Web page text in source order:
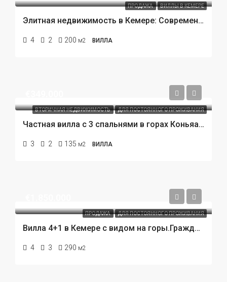
ПРОДАЖА ВИЛЛЫ В КЕМЕРЕ
Элитная недвижимость в Кемере: Современные виллы с частным бассейном в 450 метрах от пляжа.
4 2 200 м2 ВИЛЛА
ВТОРИЧНАЯ НЕДВИЖИМОСТЬ ДЛЯ ПОСТОЯННОГО ПРОЖИВАНИЯ
Частная вилла с 3 спальнями в горах Коньяалты (Сарысу), Анталия. Вилла по цене квартиры!
3 2 135 м2 ВИЛЛА
ПРОДАЖА ДЛЯ ПОСТОЯННОГО ПРОЖИВАНИЯ
Вилла 4+1 в Кемере с видом на горы.Гражданство Турции. 800 метров до моря.
4 3 290 м2